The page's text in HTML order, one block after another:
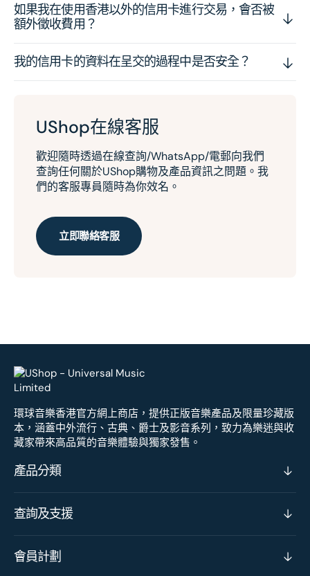
如果我在使用香港以外的信用卡進行交易，會否被
額外徵收費用？
我的信用卡的資料在呈交的過程中是否安全？
UShop在線客服
歡迎隨時透過在線查詢/WhatsApp/電郵向我們
查詢任何關於UShop購物及產品資訊之問題。我
們的客服專員隨時為你效名。
立即聯絡客服
環球音樂香港官方網上商店，提供正版音樂產品及限量珍藏版
本，涵蓋中外流行、古典、爵士及影音系列，致力為樂迷與收
藏家帶來高品質的音樂體驗與獨家發售。
產品分類
查詢及支援
會員計劃